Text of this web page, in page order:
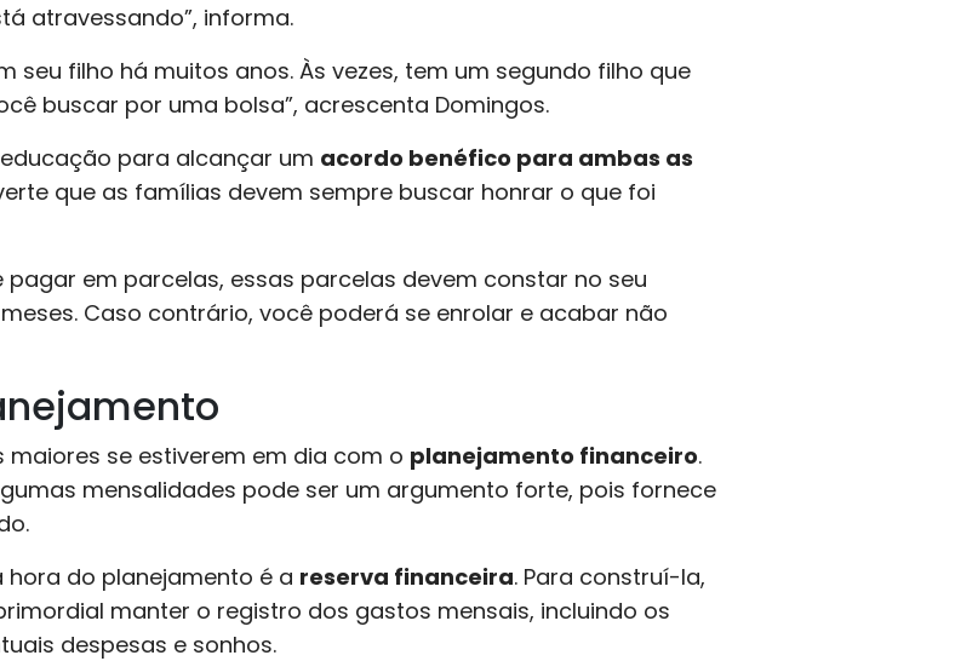
atravessando”, informa.
seu filho há muitos anos. Às vezes, tem um segundo filho que
buscar por uma bolsa”, acrescenta Domingos.
para alcançar um acordo benéfico para ambas as
que as famílias devem sempre buscar honrar o que foi
em parcelas, essas parcelas devem constar no seu
Caso contrário, você poderá se enrolar e acabar não
se estiverem em dia com o planejamento financeiro.
mensalidades pode ser um argumento forte, pois fornece
do planejamento é a reserva financeira. Para construí-la,
manter o registro dos gastos mensais, incluindo os
despesas e sonhos.